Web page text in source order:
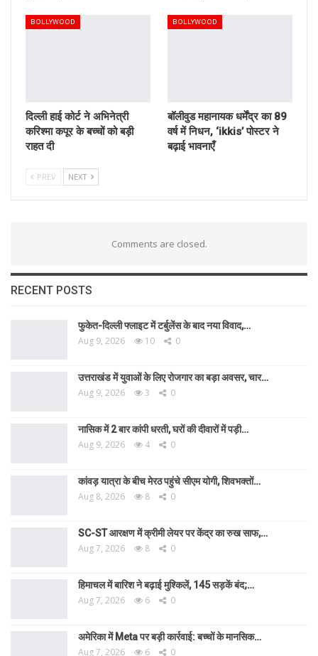
BOLLYWOOD
दिल्ली हाई कोर्ट ने अभिनेत्री
करिश्मा कपूर के बच्चों को बड़ी
राहत दी
BOLLYWOOD
बॉलीवुड महानायक धर्मेंद्र का 89
वर्ष में निधन, ‘ikkis’ पोस्टर ने
बढ़ाई भावनाएँ
PREV NEXT
Comments are closed.
RECENT POSTS
फुकेत-दिल्ली फ्लाइट में टर्बुलेंस के बाद नया विवाद,…
Aug 9, 2026 10 0
उत्तराखंड में युवाओं के लिए रोजगार का बड़ा अवसर, चार…
Aug 9, 2026 3 0
नासिक में 2 बार कांपी धरती, घरों की दीवारों में पड़ी…
Aug 9, 2026 4 0
कांवड़ यात्रा के बीच मेरठ पहुंचे सीएम योगी, शिवभक्तों…
Aug 8, 2026 8 0
SC-ST आरक्षण में क्रीमी लेयर पर केंद्र का रुख साफ,…
Aug 7, 2026 8 0
हिमाचल में बारिश ने बढ़ाई मुश्किलें, 145 सड़कें बंद;…
Aug 7, 2026 6 0
अमेरिका में Meta पर बड़ी कार्रवाई: बच्चों के मानसिक…
Aug 7, 2026 6 0